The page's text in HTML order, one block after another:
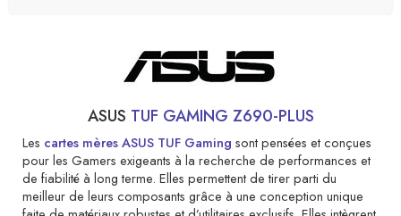
ASUS TUF GAMING Z690-PLUS
Les cartes mères ASUS TUF Gaming sont pensées et conçues
pour les Gamers exigeants à la recherche de performances et
de fiabilité à long terme. Elles permettent de tirer parti du
meilleur de leurs composants grâce à une conception unique